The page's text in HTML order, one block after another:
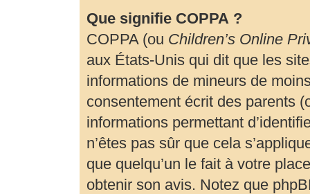
Que signifie COPPA ?
COPPA (ou Children’s Online
aux États-Unis qui dit que les
informations de mineurs de
consentement écrit des parents
informations permettant
n’êtes pas sûr que cela
que quelqu’un le fait à votre
obtenir son avis. Notez que